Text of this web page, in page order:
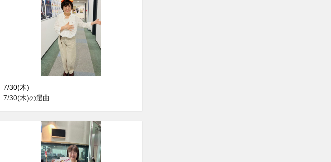
7/30(木)
7/30(木)の選曲